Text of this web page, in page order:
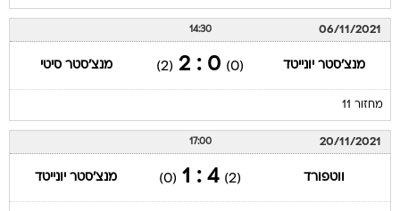
06/11/2021
14:30
מנצ'סטר יונייטד (0)
0 : 2
(2) מנצ'סטר סיטי
מחזור 11
20/11/2021
17:00
ווטפורד (2)
4 : 1
(0) מנצ'סטר יונייטד